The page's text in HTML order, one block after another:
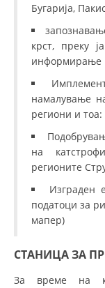
Бугарија,
крст, преку
информирање
намалување
региони и
на
регионите
Изграден
податоци за
мапер)
СТАНИЦА ЗА
За време на